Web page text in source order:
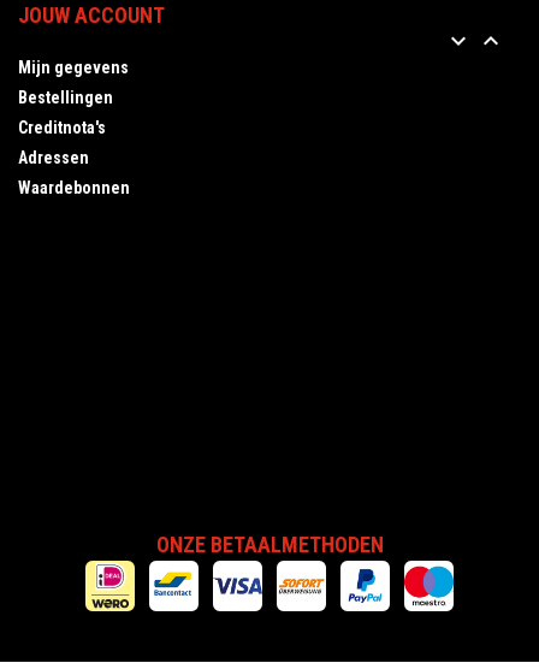
JOUW ACCOUNT
 
Mijn gegevens
Bestellingen
Creditnota's
Adressen
Waardebonnen
ONZE BETAALMETHODEN